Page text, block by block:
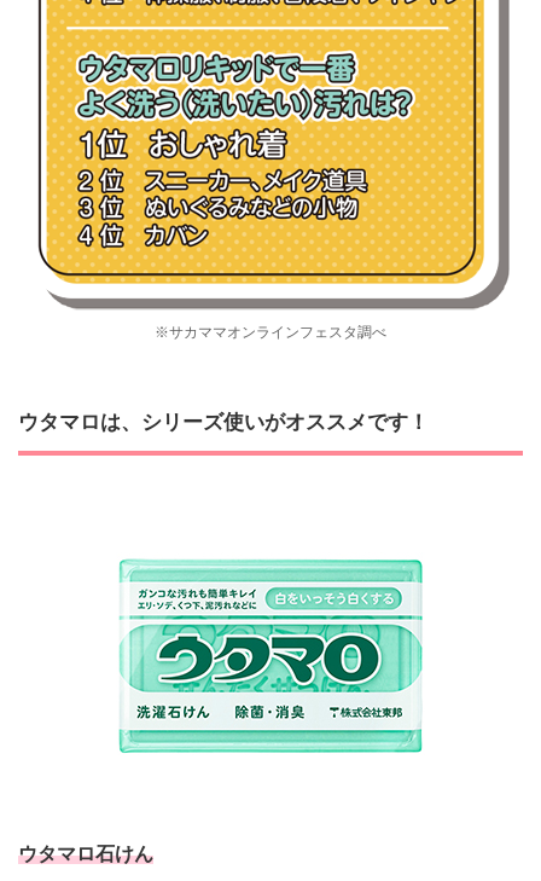
※サカママオンラインフェスタ調べ
ウタマロは、シリーズ使いがオススメです！
ウタマロ石けん